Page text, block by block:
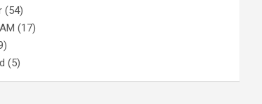
(54)
(17)
(5)